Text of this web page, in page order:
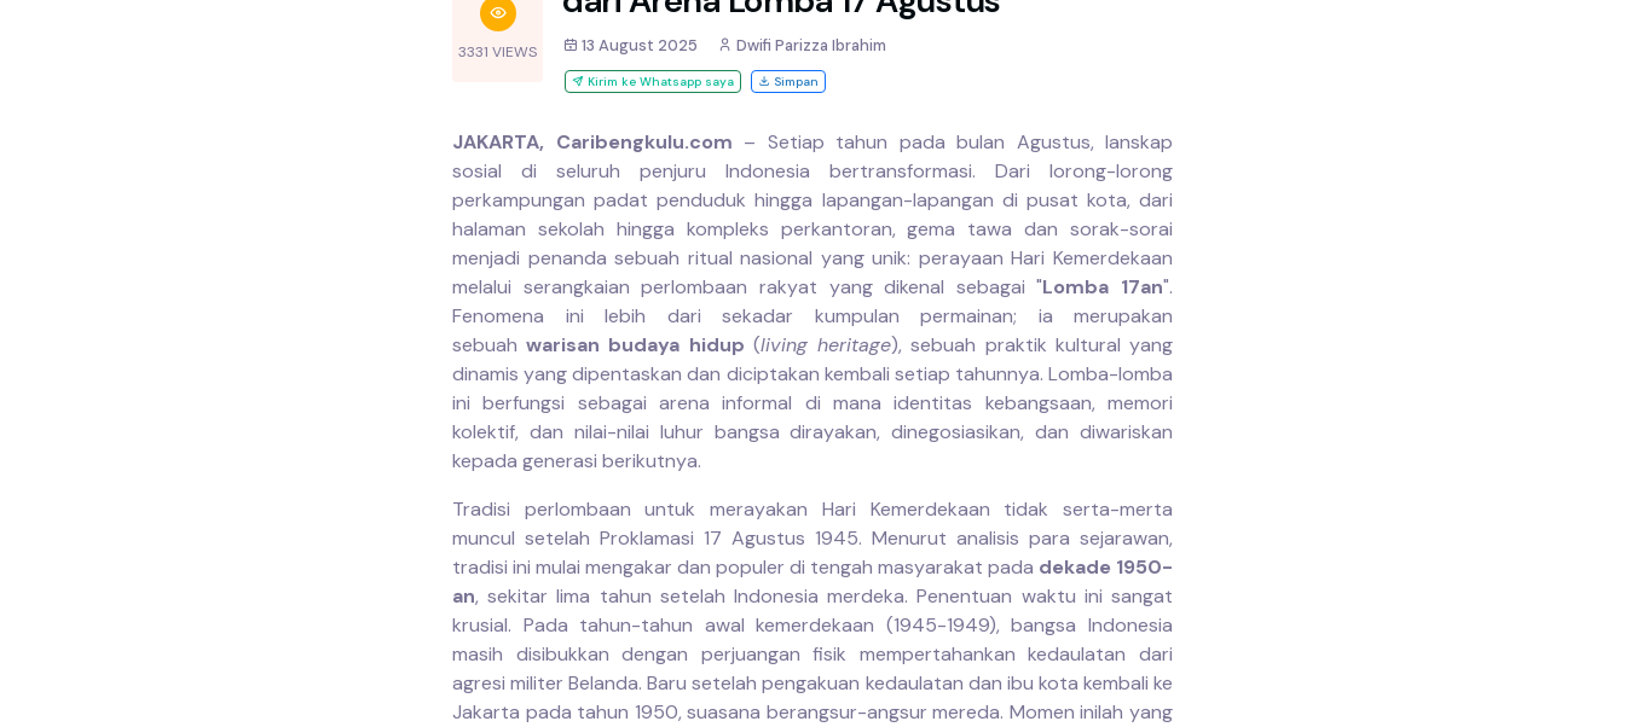
3331 VIEWS 13 August 2025 Dwifi Parizza Ibrahim
Kirim ke Whatsapp saya Simpan
JAKARTA, Caribengkulu.com – Setiap tahun pada bulan Agustus, lanskap
sosial di seluruh penjuru Indonesia bertransformasi. Dari lorong-lorong
perkampungan padat penduduk hingga lapangan-lapangan di pusat kota, dari
halaman sekolah hingga kompleks perkantoran, gema tawa dan sorak-sorai
menjadi penanda sebuah ritual nasional yang unik: perayaan Hari Kemerdekaan
melalui serangkaian perlombaan rakyat yang dikenal sebagai "Lomba 17an".
Fenomena ini lebih dari sekadar kumpulan permainan; ia merupakan
sebuahwarisan budaya hidup (living heritage), sebuah praktik kultural yang
dinamis yang dipentaskan dan diciptakan kembali setiap tahunnya. Lomba-lomba
ini berfungsi sebagai arena informal di mana identitas kebangsaan, memori
kolektif, dan nilai-nilai luhur bangsa dirayakan, dinegosiasikan, dan diwariskan
kepada generasi berikutnya.
Tradisi perlombaan untuk merayakan Hari Kemerdekaan tidak serta-merta
muncul setelah Proklamasi 17 Agustus 1945. Menurut analisis para sejarawan,
tradisi ini mulai mengakar dan populer di tengah masyarakat pada dekade 1950-
an, sekitar lima tahun setelah Indonesia merdeka. Penentuan waktu ini sangat
krusial. Pada tahun-tahun awal kemerdekaan (1945-1949), bangsa Indonesia
masih disibukkan dengan perjuangan fisik mempertahankan kedaulatan dari
agresi militer Belanda. Baru setelah pengakuan kedaulatan dan ibu kota kembali ke
Jakarta pada tahun 1950, suasana berangsur-angsur mereda. Momen inilah yang